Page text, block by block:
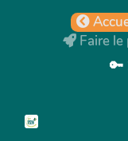
Aller au contenu
Faire
🔑